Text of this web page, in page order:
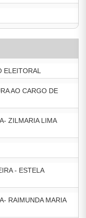
ELEITORAL
AO CARGO DE
ZILMARIA LIMA
- ESTELA
RAIMUNDA MARIA